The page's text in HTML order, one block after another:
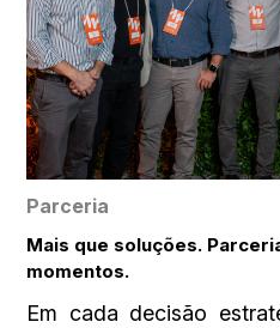
Parceria
Mais que soluções.
momentos.
Em cada decisão